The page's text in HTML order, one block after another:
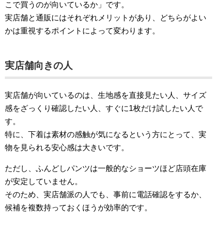
こで買うのが向いているか」です。
実店舗と通販にはそれぞれメリットがあり、どちらがよい
かは重視するポイントによって変わります。
実店舗向きの人
実店舗が向いているのは、生地感を直接見たい人、サイズ
感をざっくり確認したい人、すぐに1枚だけ試したい人で
す。
特に、下着は素材の感触が気になるという方にとって、実
物を見られる安心感は大きいです。
ただし、ふんどしパンツは一般的なショーツほど店頭在庫
が安定していません。
そのため、実店舗派の人でも、事前に電話確認をするか、
候補を複数持っておくほうが効率的です。